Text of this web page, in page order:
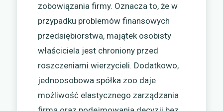
zobowiązania firmy. Oznacza to, że w
przypadku problemów finansowych
przedsiębiorstwa, majątek osobisty
właściciela jest chroniony przed
roszczeniami wierzycieli. Dodatkowo,
jednoosobowa spółka zoo daje
możliwość elastycznego zarządzania